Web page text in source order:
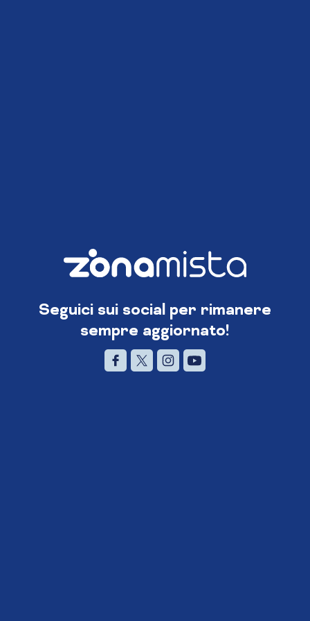
Seguici sui social per rimanere
sempre aggiornato!